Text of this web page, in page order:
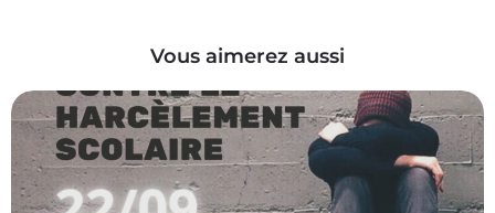
Vous aimerez aussi